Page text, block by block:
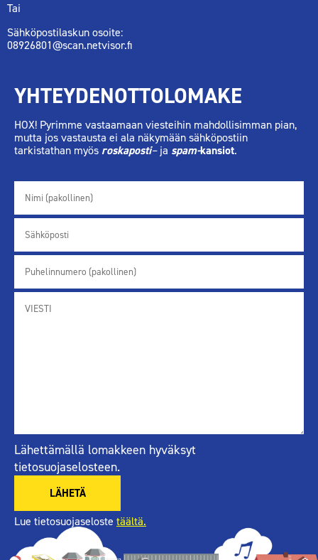
Tai
Sähköpostilaskun osoite:
08926801@scan.netvisor.fi
YHTEYDENOTTOLOMAKE
HOX! Pyrimme vastaamaan viesteihin mahdollisimman pian,
mutta jos vastausta ei ala näkymään sähköpostiin
tarkistathan myös roskaposti–ja spam-kansiot.
Lähettämällä lomakkeen hyväksyt
tietosuojaselosteen.
Lue tietosuojaseloste täältä.